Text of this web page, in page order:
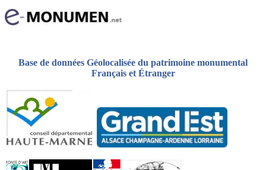
Base de données Géolocalisée du patrimoine monumental
Français et Étranger